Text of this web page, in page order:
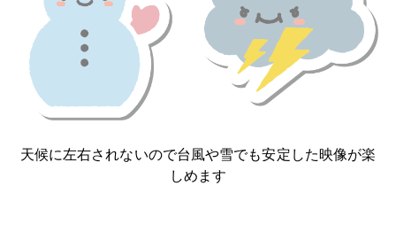
天候に左右されないので台風や雪でも安定した映像が楽
しめます